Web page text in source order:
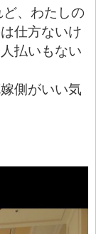
、わたしの
仕方ないけ
払いもない
側がいい気